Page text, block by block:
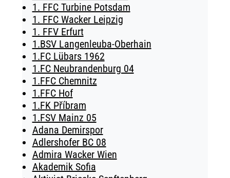
1. FFC Turbine Potsdam
1. FFC Wacker Leipzig
1. FFV Erfurt
1.BSV Langenleuba-Oberhain
1.FC Lübars 1962
1.FC Neubrandenburg 04
1.FFC Chemnitz
1.FFC Hof
1.FK Příbram
1.FSV Mainz 05
Adana Demirspor
Adlershofer BC 08
Admira Wacker Wien
Akademik Sofia